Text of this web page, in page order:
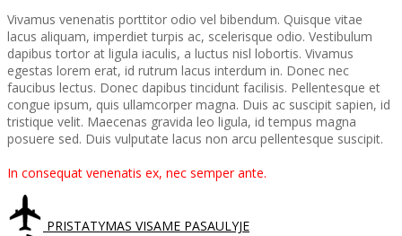
Vivamus venenatis porttitor odio vel bibendum. Quisque vitae
lacus aliquam, imperdiet turpis ac, scelerisque odio. Vestibulum
dapibus tortor at ligula iaculis, a luctus nisl lobortis. Vivamus
egestas lorem erat, id rutrum lacus interdum in. Donec nec
faucibus lectus. Donec dapibus tincidunt facilisis. Pellentesque et
congue ipsum, quis ullamcorper magna. Duis ac suscipit sapien, id
tristique velit. Maecenas gravida leo ligula, id tempus magna
posuere sed. Duis vulputate lacus non arcu pellentesque suscipit.
In consequat venenatis ex, nec semper ante.
PRISTATYMAS VISAME PASAULYJE